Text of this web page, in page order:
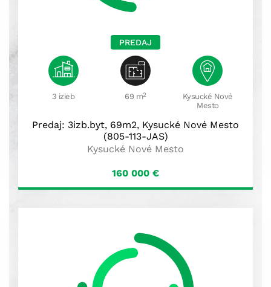
PREDAJ
3 izieb 69 m2
Kysucké Nové
Mesto
Predaj: 3izb.byt, 69m2, Kysucké Nové Mesto
(805-113-JAS)
Kysucké Nové Mesto
160 000 €